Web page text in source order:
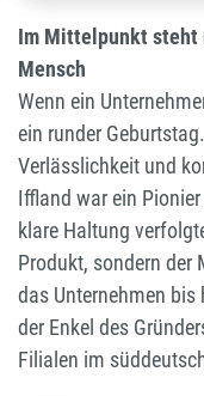
Im Mittelpunkt steht
Mensch
Wenn ein
ein runder
Verlässlichkeit und
Iffland war ein
klare Haltung
Produkt, sondern der
das Unternehmen bis
der Enkel des
Filialen im